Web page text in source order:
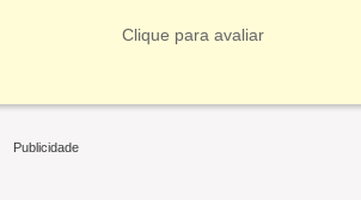
Clique para avaliar